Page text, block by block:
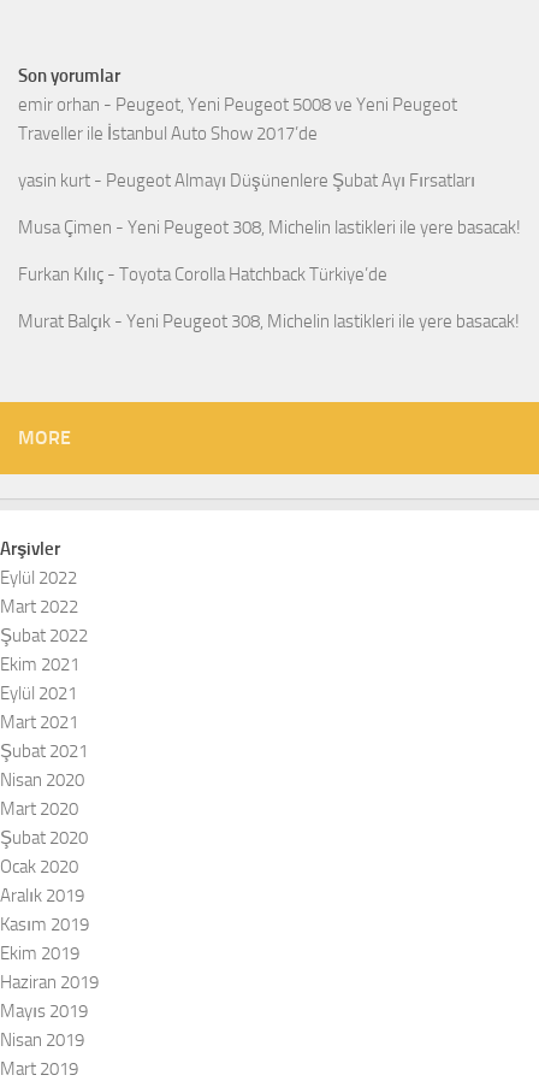
Son yorumlar
emir orhan - Peugeot, Yeni Peugeot 5008 ve Yeni Peugeot
Traveller ile İstanbul Auto Show 2017’de
yasin kurt - Peugeot Almayı Düşünenlere Şubat Ayı Fırsatları
Musa Çimen - Yeni Peugeot 308, Michelin lastikleri ile yere basacak!
Furkan Kılıç - Toyota Corolla Hatchback Türkiye’de
Murat Balçık - Yeni Peugeot 308, Michelin lastikleri ile yere basacak!
MORE
Arşivler
Eylül 2022
Mart 2022
Şubat 2022
Ekim 2021
Eylül 2021
Mart 2021
Şubat 2021
Nisan 2020
Mart 2020
Şubat 2020
Ocak 2020
Aralık 2019
Kasım 2019
Ekim 2019
Haziran 2019
Mayıs 2019
Nisan 2019
Mart 2019